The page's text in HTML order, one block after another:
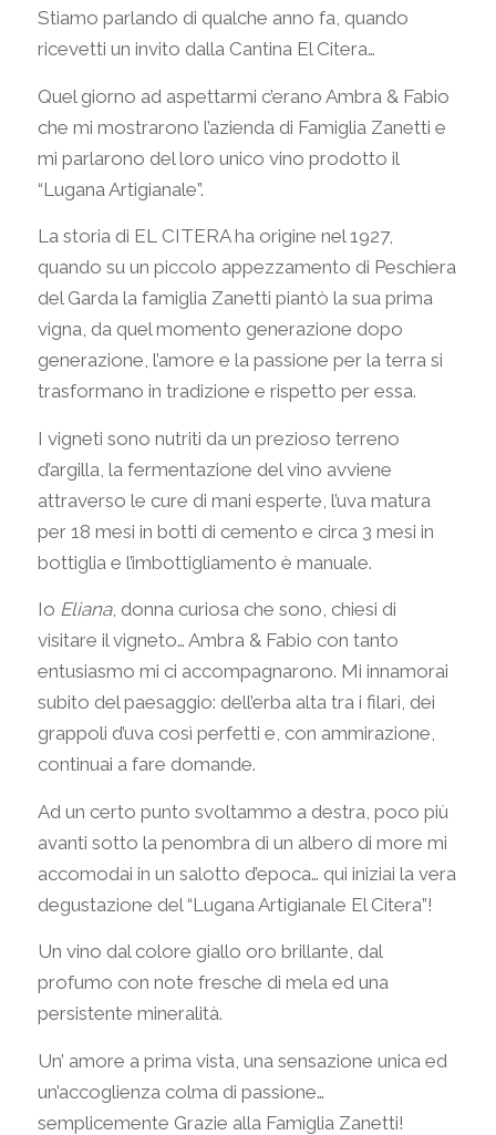
Stiamo parlando di qualche anno fa, quando
ricevetti un invito dalla Cantina El Citera…
Quel giorno ad aspettarmi c’erano Ambra & Fabio
che mi mostrarono l’azienda di Famiglia Zanetti e
mi parlarono del loro unico vino prodotto il
“Lugana Artigianale”.
La storia di EL CITERA ha origine nel 1927,
quando su un piccolo appezzamento di Peschiera
del Garda la famiglia Zanetti piantò la sua prima
vigna, da quel momento generazione dopo
generazione, l’amore e la passione per la terra si
trasformano in tradizione e rispetto per essa.
I vigneti sono nutriti da un prezioso terreno
d’argilla, la fermentazione del vino avviene
attraverso le cure di mani esperte, l’uva matura
per 18 mesi in botti di cemento e circa 3 mesi in
bottiglia e l’imbottigliamento è manuale.
Io Eliana, donna curiosa che sono, chiesi di
visitare il vigneto… Ambra & Fabio con tanto
entusiasmo mi ci accompagnarono. Mi innamorai
subito del paesaggio: dell’erba alta tra i filari, dei
grappoli d’uva così perfetti e, con ammirazione,
continuai a fare domande.
Ad un certo punto svoltammo a destra, poco più
avanti sotto la penombra di un albero di more mi
accomodai in un salotto d’epoca… qui iniziai la vera
degustazione del “Lugana Artigianale El Citera”!
Un vino dal colore giallo oro brillante, dal
profumo con note fresche di mela ed una
persistente mineralità.
Un’ amore a prima vista, una sensazione unica ed
un’accoglienza colma di passione…
semplicemente Grazie alla Famiglia Zanetti!